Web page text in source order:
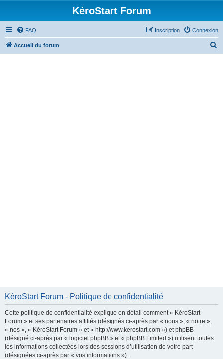
KéroStart Forum
FAQ Connexion
Inscription
Accueil du forum
KéroStart Forum - Politique de confidentialité
Cette politique de confidentialité explique en détail comment « KéroStart
Forum » et ses partenaires affiliés (désignés ci-après par « nous », « notre »,
« nos », « KéroStart Forum » et « http://www.kerostart.com ») et phpBB
(désigné ci-après par « logiciel phpBB » et « phpBB Limited ») utilisent toutes
les informations collectées lors des sessions d’utilisation de votre part
(désignées ci-après par « vos informations »).